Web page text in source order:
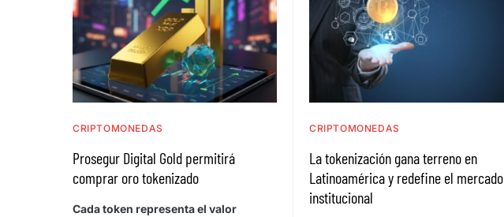
CRIPTOMONEDAS
Prosegur Digital Gold permitirá
comprar oro tokenizado
Cada token representa el valor
CRIPTOMONEDAS
La tokenización gana terreno en
Latinoamérica y redefine el mercado
institucional